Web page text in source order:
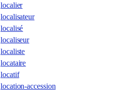
localier
localisateur
localisé
localiseur
localiste
locataire
locatif
location-accession